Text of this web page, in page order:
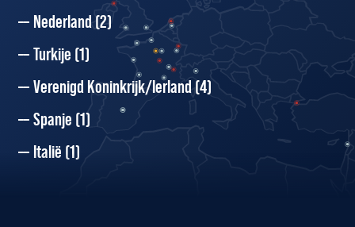
Nederland(2)
Turkije (1)
Verenigd Koninkrijk/Ierland(4)
Spanje (1)
Italië (1)